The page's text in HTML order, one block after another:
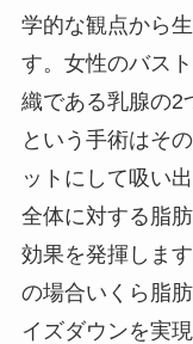
学的な観点から
す。女性のバス
織である乳腺の2
という手術はそ
ットにして吸い
全体に対する脂
効果を発揮しま
の場合いくら脂
イズダウンを実